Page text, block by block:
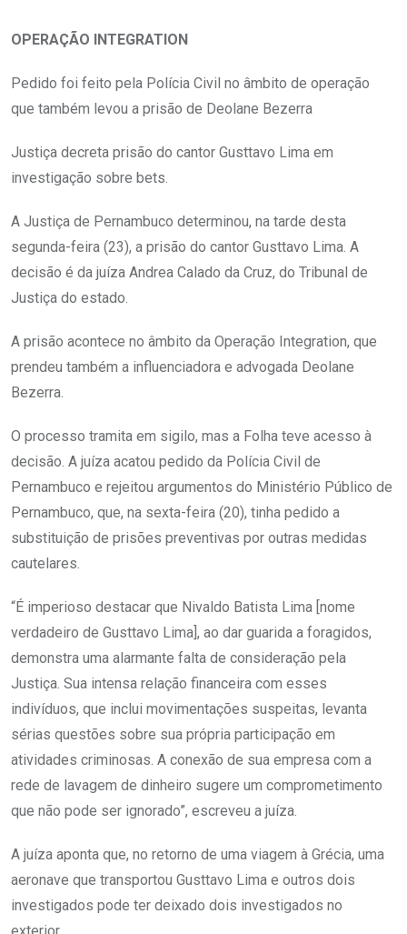
OPERAÇÃO INTEGRATION
Pedido foi feito pela Polícia Civil no âmbito de operação
que também levou a prisão de Deolane Bezerra
Justiça decreta prisão do cantor Gusttavo Lima em
investigação sobre bets.
A Justiça de Pernambuco determinou, na tarde desta
segunda-feira (23), a prisão do cantor Gusttavo Lima. A
decisão é da juíza Andrea Calado da Cruz, do Tribunal de
Justiça do estado.
A prisão acontece no âmbito da Operação Integration, que
prendeu também a influenciadora e advogada Deolane
Bezerra.
O processo tramita em sigilo, mas a Folha teve acesso à
decisão. A juíza acatou pedido da Polícia Civil de
Pernambuco e rejeitou argumentos do Ministério Público de
Pernambuco, que, na sexta-feira (20), tinha pedido a
substituição de prisões preventivas por outras medidas
cautelares.
“É imperioso destacar que Nivaldo Batista Lima [nome
verdadeiro de Gusttavo Lima], ao dar guarida a foragidos,
demonstra uma alarmante falta de consideração pela
Justiça. Sua intensa relação financeira com esses
indivíduos, que inclui movimentações suspeitas, levanta
sérias questões sobre sua própria participação em
atividades criminosas. A conexão de sua empresa com a
rede de lavagem de dinheiro sugere um comprometimento
que não pode ser ignorado”, escreveu a juíza.
A juíza aponta que, no retorno de uma viagem à Grécia, uma
aeronave que transportou Gusttavo Lima e outros dois
investigados pode ter deixado dois investigados no